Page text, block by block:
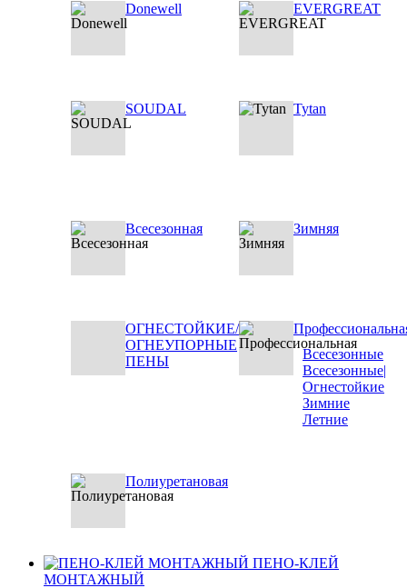
Donewell EVERGREAT
SOUDAL Tytan
Всесезонная Зимняя
ОГНЕСТОЙКИЕ/
ОГНЕУПОРНЫЕ
ПЕНЫ
Всесезонные
Всесезонные|
Огнестойкие
Зимние
Летние
Полиуретановая
ПЕНО-КЛЕЙ
МОНТАЖНЫЙ